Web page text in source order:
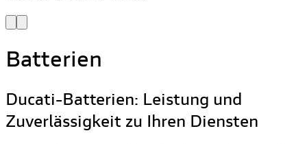
Batterien
Ducati-Batterien: Leistung und
Zuverlässigkeit zu Ihren Diensten